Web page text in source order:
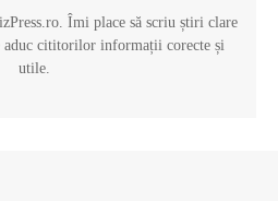
Îmi place să scriu știri clare
aduc cititorilor informații corecte și
utile.